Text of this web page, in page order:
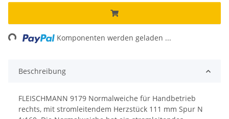
Komponenten werden geladen ...
Beschreibung
FLEISCHMANN 9179 Normalweiche für Handbetrieb
rechts, mit stromleitendem Herzstück 111 mm Spur N